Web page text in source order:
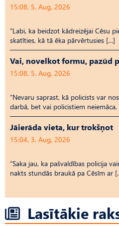
15:08, 5. Aug, 2026
“Labi, ka beidzot kādreizējai Cēsu
skatīties, kā tā ēka pārvērtusies […]
Vai, novelkot formu, pazūd
15:08, 5. Aug, 2026
“Nevaru saprast, kā policists var
darbā, bet vai policistiem
Jāierāda vieta, kur trokšņot
15:04, 3. Aug, 2026
“Saka jau, ka pašvaldības policija
nakts stundās braukā pa Cēsīm ar
Lasītākie